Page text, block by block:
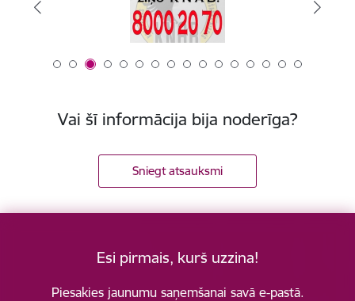
Vai šī informācija bija noderīga?
Sniegt atsauksmi
Esi pirmais, kurš uzzina!
Piesakies jaunumu saņemšanai savā e-pastā.